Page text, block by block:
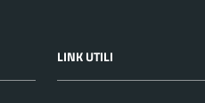
LINK UTILI